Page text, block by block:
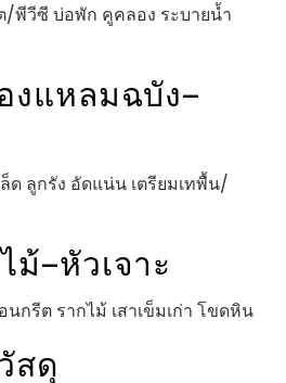
พีวีซี บ่อพัก คูคลอง ระบายน้ำ
งแหลมฉบัง–
ด ลูกรัง อัดแน่น เตรียมเทพื้น/
–หัวเจาะ
กรีต รากไม้ เสาเข็มเก่า โขดหิน
สดุ